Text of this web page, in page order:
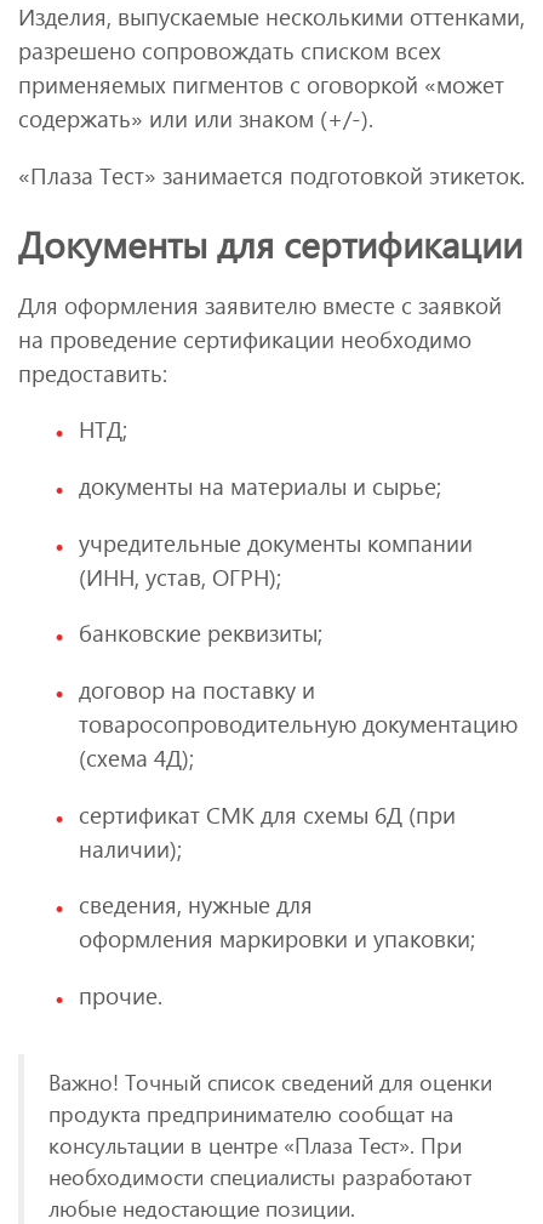
Изделия, выпускаемые несколькими оттенками,
разрешено сопровождать списком всех
применяемых пигментов с оговоркой «может
содержать» или или знаком (+/-).
«Плаза Тест» занимается подготовкой этикеток.
Документы для сертификации
Для оформления заявителю вместе с заявкой
на проведение сертификации необходимо
предоставить:
НТД;
документы на материалы и сырье;
учредительные документы компании
(ИНН, устав, ОГРН);
банковские реквизиты;
договор на поставку и
товаросопроводительную документацию
(схема 4Д);
сертификат СМК для схемы 6Д (при
наличии);
сведения, нужные для
оформления маркировки и упаковки;
прочие.
Важно! Точный список сведений для оценки
продукта предпринимателю сообщат на
консультации в центре «Плаза Тест». При
необходимости специалисты разработают
любые недостающие позиции.